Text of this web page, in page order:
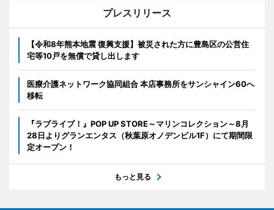
プレスリリース
【令和8年熊本地震 復興支援】被災された方に豊島区の公営住
宅等10戸を無償で貸し出します
医療介護ネットワーク協同組合 本店事務所をサンシャイン60へ
移転
『ラブライブ！』POP UP STORE～マリンコレクション～8月
28日よりグランエンタス（秋葉原オノデンビル1F）にて期間限
定オープン！
もっと見る